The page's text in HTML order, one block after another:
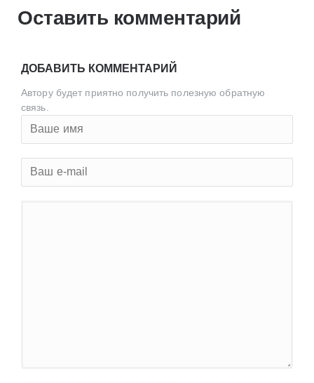
Оставить комментарий
ДОБАВИТЬ КОММЕНТАРИЙ
Автору будет приятно получить полезную обратную
связь.